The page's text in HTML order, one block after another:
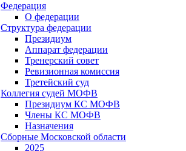
Федерация
О федерации
Структура федерации
Президиум
Аппарат федерации
Тренерский совет
Ревизионная комиссия
Третейский суд
Коллегия судей МОФВ
Президиум КС МОФВ
Члены КС МОФВ
Назначения
Сборные Московской области
2025